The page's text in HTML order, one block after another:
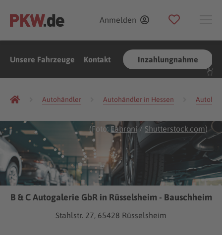
Anmelden
Unsere Fahrzeuge Kontakt Inzahlungnahme
Autohändler Autohändler in Hessen
(Foto: Fahroni/ Shutterstock.com)
B & C Autogalerie GbR in Rüsselsheim - Bauschheim
Stahlstr. 27, 65428 Rüsselsheim